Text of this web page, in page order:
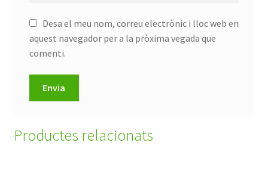
Desa el meu nom, correu electrònic i lloc web en
aquest navegador per a la pròxima vegada que
comenti.
Productes relacionats